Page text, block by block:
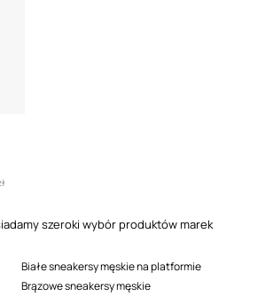
szeroki wybór produktów marek
Białe sneakersy męskie na platformie
Brązowe sneakersy męskie